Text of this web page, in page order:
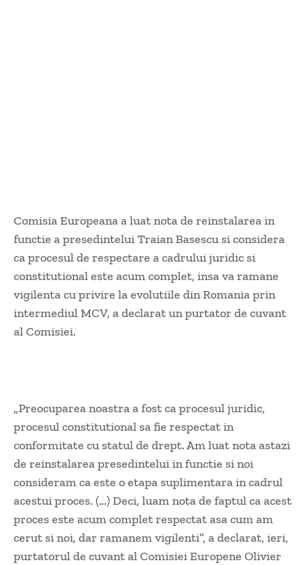
Comisia Europeana a luat nota de reinstalarea in
functie a presedintelui Traian Basescu si considera
ca procesul de respectare a cadrului juridic si
constitutional este acum complet, insa va ramane
vigilenta cu privire la evolutiile din Romania prin
intermediul MCV, a declarat un purtator de cuvant
al Comisiei.
„Preocuparea noastra a fost ca procesul juridic,
procesul constitutional sa fie respectat in
conformitate cu statul de drept. Am luat nota astazi
de reinstalarea presedintelui in functie si noi
consideram ca este o etapa suplimentara in cadrul
acestui proces. (…) Deci, luam nota de faptul ca acest
proces este acum complet respectat asa cum am
cerut si noi, dar ramanem vigilenti”, a declarat, ieri,
purtatorul de cuvant al Comisiei Europene Olivier